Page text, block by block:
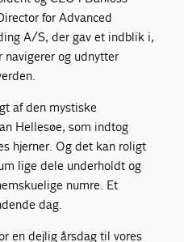
for Advanced
A/S, der gav et indblik i,
navigerer og udnytter
af den mystiske
Hellesøe, som indtog
hjerner. Og det kan roligt
lige dele underholdt og
numre. Et
dag.
en dejlig årsdag til vores